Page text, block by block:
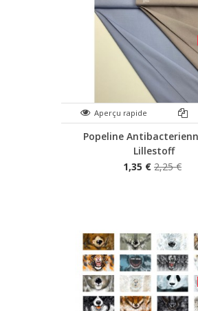
Aperçu rapide
Popeline
Lillestoff
1,35 € 2,25 €